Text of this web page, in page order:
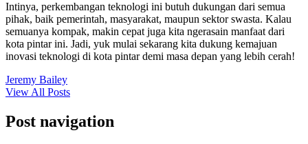
Intinya, perkembangan teknologi ini butuh dukungan dari semua
pihak, baik pemerintah, masyarakat, maupun sektor swasta. Kalau
semuanya kompak, makin cepat juga kita ngerasain manfaat dari
kota pintar ini. Jadi, yuk mulai sekarang kita dukung kemajuan
inovasi teknologi di kota pintar demi masa depan yang lebih cerah!
Jeremy Bailey
View All Posts
Post navigation